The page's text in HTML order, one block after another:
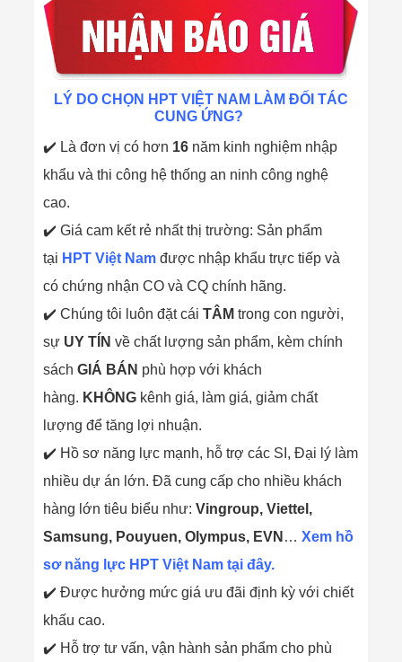
LÝ DO CHỌN HPT VIỆT NAM LÀM ĐỐI TÁC
CUNG ỨNG?
✔️ Là đơn vị có hơn 16 năm kinh nghiệm nhập
khẩu và thi công hệ thống an ninh công nghệ
cao.
✔️ Giá cam kết rẻ nhất thị trường: Sản phẩm
tại HPT Việt Nam được nhập khẩu trực tiếp và
có chứng nhận CO và CQ chính hãng.
✔️ Chúng tôi luôn đặt cáiTÂM trong con người,
sự UY TÍN về chất lượng sản phẩm, kèm chính
sáchGIÁ BÁN phù hợp với khách
hàng. KHÔNG kênh giá, làm giá, giảm chất
lượng để tăng lợi nhuận.
✔️ Hồ sơ năng lực mạnh, hỗ trợ các SI, Đại lý làm
nhiều dự án lớn. Đã cung cấp cho nhiều khách
hàng lớn tiêu biểu như:Vingroup, Viettel,
Samsung, Pouyuen, Olympus, EVN …Xem hồ
sơ năng lực HPT Việt Nam tại đây.
✔️ Được hưởng mức giá ưu đãi định kỳ với chiết
khấu cao.
✔️ Hỗ trợ tư vấn, vận hành sản phẩm cho phù